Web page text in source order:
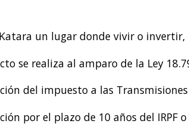
un lugar donde vivir o invertir,
se realiza al amparo de la Ley
del impuesto a las
por el plazo de 10 años del IRPF